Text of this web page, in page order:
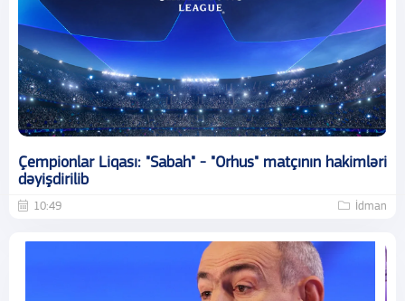
Çempionlar Liqası: "Sabah" - "Orhus" matçının hakimləri
dəyişdirilib
10:49 İdman